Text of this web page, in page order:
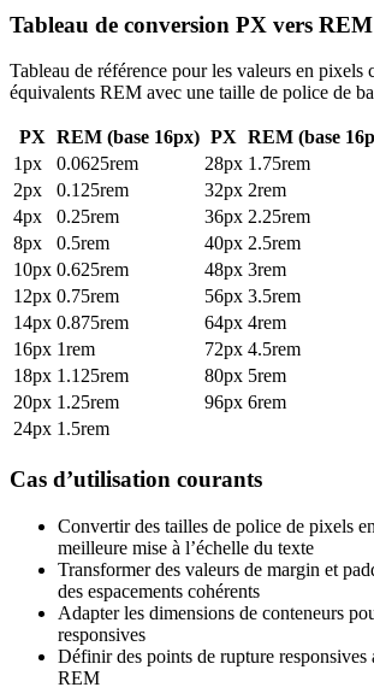
Tableau de conversion PX vers
Tableau de référence pour les valeurs en pixels
équivalents REM avec une taille de police de
PX REM (base 16px) PX REM (base
1px
0.0625rem 28px 1.75rem
2px
0.125rem 32px 2rem
4px
0.25rem 36px 2.25rem
8px
0.5rem 40px 2.5rem
10px 0.625rem 48px 3rem
12px 0.75rem 56px 3.5rem
14px 0.875rem 64px 4rem
16px 1rem 72px 4.5rem
18px 1.125rem 80px 5rem
20px 1.25rem 96px 6rem
24px 1.5rem
Cas d’utilisation courants
Convertir des tailles de police de pixels
meilleure mise à l’échelle du texte
Transformer des valeurs de margin et
des espacements cohérents
Adapter les dimensions de conteneurs
responsives
Définir des points de rupture responsives
REM